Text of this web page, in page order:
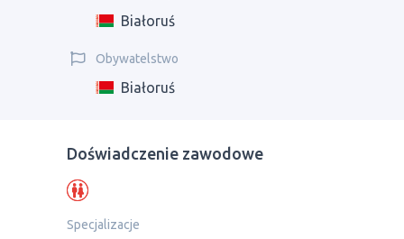
Białoruś
Obywatelstwo
Białoruś
Doświadczenie zawodowe
Specjalizacje